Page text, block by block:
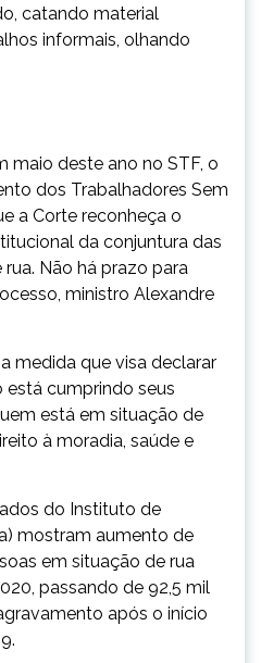
catando material
informais, olhando
maio deste ano no STF, o
dos Trabalhadores Sem
a Corte reconheça o
da conjuntura das
Não há prazo para
ministro Alexandre
medida que visa declarar
está cumprindo seus
está em situação de
à moradia, saúde e
do Instituto de
mostram aumento de
em situação de rua
passando de 92,5 mil
após o início